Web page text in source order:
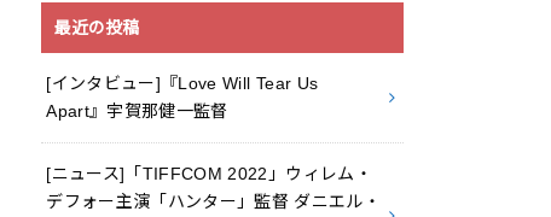
最近の投稿
[インタビュー]『Love Will Tear Us
Apart』宇賀那健一監督
[ニュース]「TIFFCOM 2022」ウィレム・
デフォー主演「ハンター」監督 ダニエル・